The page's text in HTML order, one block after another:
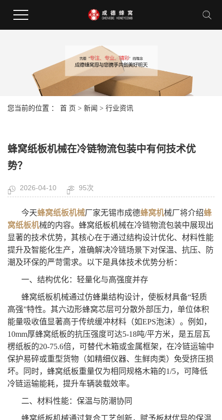
您当前的位置 ： 首 页 > 新闻 > 行业资讯
蜂窝纸板机械在冷链物流包装中有何技术优
势？
2026-04-10 95次
今天蜂窝纸板机械厂家无锡市成德蜂窝机械厂将介绍蜂
窝纸板机械的内容。蜂窝纸板机械在冷链物流包装中展现出
显著的技术优势，其核心在于通过结构设计优化、材料性能
提升及智能化生产，准确解决冷链场景下对保温、抗压、防
潮及环保的严苛需求。以下是具体技术优势分析：
一、结构优化：轻量化与高强度并存
蜂窝纸板机械通过仿蜂巢结构设计，使板材具备“轻质
高强”特性。其六边形蜂窝芯层可分散外部压力，单位体积
能量吸收值显著高于传统缓冲材料（如EPS泡沫）。例如，
10mm厚蜂窝纸板的抗压强度可达5-18吨/平方米，是五层瓦
楞纸板的20-75.6倍，可替代木箱或金属框架，在冷链运输中
保护易碎或重型货物（如精细仪器、生鲜肉类）免受挤压损
坏。同时，蜂窝纸板重量仅为相同规格木箱的1/5，可降低
冷链运输能耗，提升车辆装载效率。
二、材料性能：保温与防潮协同